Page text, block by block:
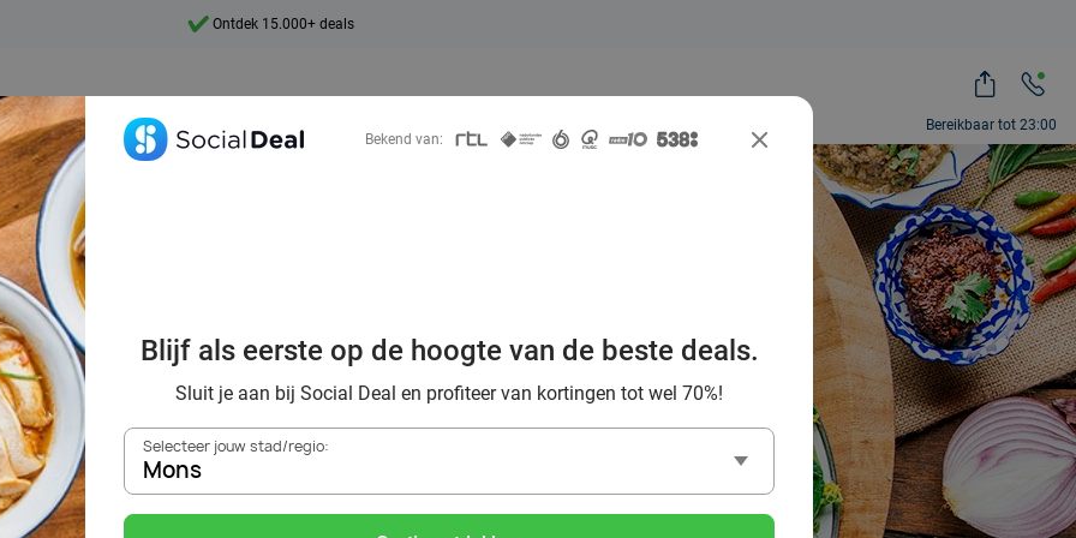
Bereikbaar tot 23:00
Ontdek 15.000+ deals
de beste Thaise
in Mons en omgeving
Bekend van:
Blijf als eerste op de hoogte van de beste deals.
Sluit je aan bij Social Deal en profiteer van kortingen tot wel 70%!
Selecteer jouw stad/regio:
Mons